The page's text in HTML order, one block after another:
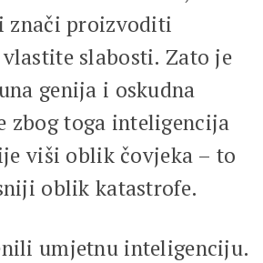
znači proizvoditi
slabosti. Zato je
genija i oskudna
zbog toga inteligencija
viši oblik čovjeka – to
oblik katastrofe.
umjetnu inteligenciju.